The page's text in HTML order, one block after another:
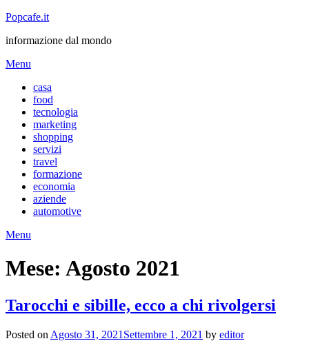
Popcafe.it
informazione dal mondo
Menu
casa
food
tecnologia
marketing
shopping
servizi
travel
formazione
economia
aziende
automotive
Menu
Mese: Agosto 2021
Tarocchi e sibille, ecco a chi rivolgersi
Posted on Agosto 31, 2021 Settembre 1, 2021 by editor